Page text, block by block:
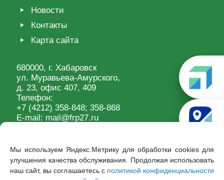
Мы используем Яндекс.Метрику для обработки cookies для
улучшения качества обслуживания. Продолжая использовать
наш сайт, вы соглашаетесь с политикой конфиденциальности
Новости
Контакты
Карта сайта
680000, г. Хабаровск
ул. Муравьева-Амурского,
д. 23, офис 407, 409
Телефон:
+7 (4212) 358-848; 358-868
E-mail: mail@frp27.ru